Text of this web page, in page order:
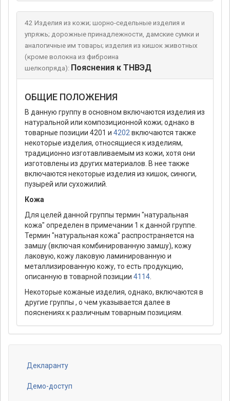
42 Изделия из кожи; шорно-седельные изделия и
упряжь; дорожные принадлежности, дамские сумки и
аналогичные им товары; изделия из кишок животных
(кроме волокна из фиброина
шелкопряда): Пояснения к ТНВЭД
ОБЩИЕ ПОЛОЖЕНИЯ
В данную группу в основном включаются изделия из
натуральной или композиционной кожи; однако в
товарные позиции 4201 и 4202 включаются также
некоторые изделия, относящиеся к изделиям,
традиционно изготавливаемым из кожи, хотя они
изготовлены из других материалов. В нее также
включаются некоторые изделия из кишок, синюги,
пузырей или сухожилий.
Кожа
Для целей данной группы термин "натуральная
кожа" определен в примечании 1 к данной группе.
Термин "натуральная кожа" распространяется на
замшу (включая комбинированную замшу), кожу
лаковую, кожу лаковую ламинированную и
металлизированную кожу, то есть продукцию,
описанную в товарной позиции 4114
Некоторые кожаные изделия, однако, включаются в
другие группы , о чем указывается далее в
пояснениях к различным товарным позициям.
Footer
menu
Декларанту
Демо-доступ